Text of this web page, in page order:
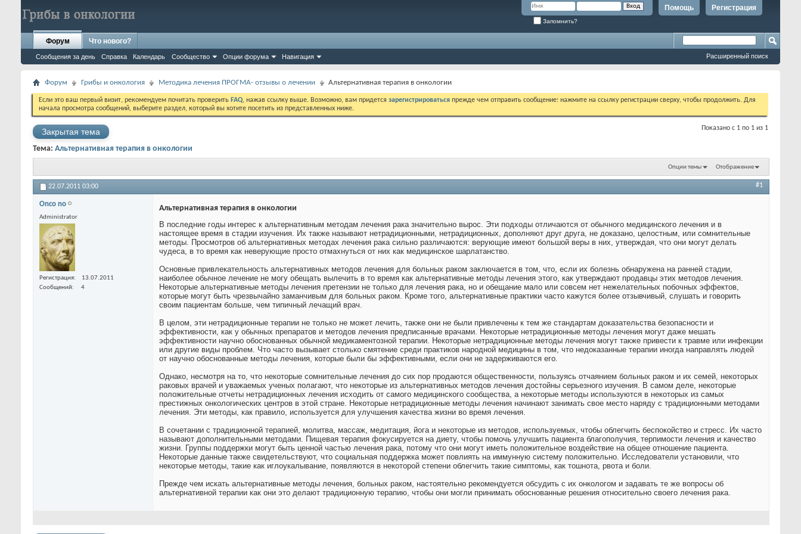
Регистрация
Помощь
Запомнить?
Форум
Сообщения за день Справка Календарь Сообщество Опции форума Навигация
Что нового?
Расширенный поиск
Форум Грибы и онкология Методика лечения ПРОГМА- отзывы о лечении Альтернативная терапия в онкологии
Если это ваш первый визит, рекомендуем почитать проверить FAQ, нажав ссылку выше. Возможно, вам придется зарегистрироваться прежде чем отправить сообщение: нажмите на ссылку регистрации сверху, чтобы продолжить. Для
начала просмотра сообщений, выберите раздел, который вы хотите посетить из представленных ниже.
Закрытая тема Показано с 1 по 1 из 1
Тема: Альтернативная терапия в онкологии
Опции темы Отображение
22.07.2011 03:00 #1
Onco no
Administrator
Регистрация
13.07.2011
Сообщений
4
Альтернативная терапия в онкологии
В последние годы интерес к альтернативным методам лечения рака значительно вырос. Эти подходы отличаются от обычного медицинского лечения и в
настоящее время в стадии изучения. Их также называют нетрадиционными, нетрадиционных, дополняют друг друга, не доказано, целостным, или сомнительные
методы. Просмотров об альтернативных методах лечения рака сильно различаются: верующие имеют большой веры в них, утверждая, что они могут делать
чудеса, в то время как неверующие просто отмахнуться от них как медицинское шарлатанство.
Основные привлекательность альтернативных методов лечения для больных раком заключается в том, что, если их болезнь обнаружена на ранней стадии,
наиболее обычное лечение не могу обещать вылечить в то время как альтернативные методы лечения этого, как утверждают продавцы этих методов лечения.
Некоторые альтернативные методы лечения претензии не только для лечения рака, но и обещание мало или совсем нет нежелательных побочных эффектов,
которые могут быть чрезвычайно заманчивым для больных раком. Кроме того, альтернативные практики часто кажутся более отзывчивый, слушать и говорить
своим пациентам больше, чем типичный лечащий врач.
В целом, эти нетрадиционные терапии не только не может лечить, также они не были привлечены к тем же стандартам доказательства безопасности и
эффективности, как у обычных препаратов и методов лечения предписанные врачами. Некоторые нетрадиционные методы лечения могут даже мешать
эффективности научно обоснованных обычной медикаментозной терапии. Некоторые нетрадиционные методы лечения могут также привести к травме или инфекции
или другие виды проблем. Что часто вызывает столько смятение среди практиков народной медицины в том, что недоказанные терапии иногда направлять людей
от научно обоснованные методы лечения, которые были бы эффективными, если они не задерживаются его.
Однако, несмотря на то, что некоторые сомнительные лечения до сих пор продаются общественности, пользуясь отчаянием больных раком и их семей, некоторых
раковых врачей и уважаемых ученых полагают, что некоторые из альтернативных методов лечения достойны серьезного изучения. В самом деле, некоторые
положительные отчеты нетрадиционных лечения исходить от самого медицинского сообщества, а некоторые методы используются в некоторых из самых
престижных онкологических центров в этой стране. Некоторые нетрадиционные методы лечения начинают занимать свое место наряду с традиционными методами
лечения. Эти методы, как правило, используется для улучшения качества жизни во время лечения.
В сочетании с традиционной терапией, молитва, массаж, медитация, йога и некоторые из методов, используемых, чтобы облегчить беспокойство и стресс. Их часто
называют дополнительными методами. Пищевая терапия фокусируется на диету, чтобы помочь улучшить пациента благополучия, терпимости лечения и качество
жизни. Группы поддержки могут быть ценной частью лечения рака, потому что они могут иметь положительное воздействие на общее отношение пациента.
Некоторые данные также свидетельствуют, что социальная поддержка может повлиять на иммунную систему положительно. Исследователи установили, что
некоторые методы, такие как иглоукалывание, появляются в некоторой степени облегчить такие симптомы, как тошнота, рвота и боли.
Прежде чем искать альтернативные методы лечения, больных раком, настоятельно рекомендуется обсудить с их онкологом и задавать те же вопросы об
альтернативной терапии как они это делают традиционную терапию, чтобы они могли принимать обоснованные решения относительно своего лечения рака.